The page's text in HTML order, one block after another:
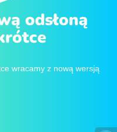
odsłoną
wracamy z nową wersją